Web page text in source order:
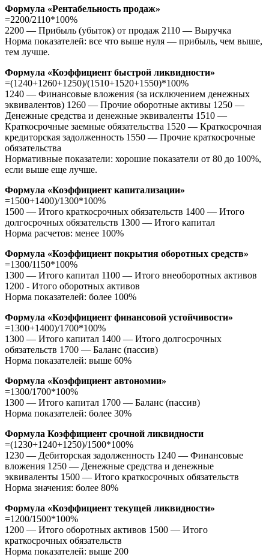
Формула «Рентабельность продаж»
=2200/2110*100%
2200 — Прибыль (убыток) от продаж 2110 — Выручка
Норма показателей: все что выше нуля — прибыль, чем выше,
тем лучше.
Формула «Коэффициент быстрой ликвидности»
=(1240+1260+1250)/(1510+1520+1550)*100%
1240 — Финансовые вложения (за исключением денежных
эквивалентов) 1260 — Прочие оборотные активы 1250 —
Денежные средства и денежные эквиваленты 1510 —
Краткосрочные заемные обязательства 1520 — Краткосрочная
кредиторская задолженность 1550 — Прочие краткосрочные
обязательства
Нормативные показатели: хорошие показатели от 80 до 100%,
если выше еще лучше.
Формула «Коэффициент капитализации»
=1500+1400)/1300*100%
1500 — Итого краткосрочных обязательств 1400 — Итого
долгосрочных обязательств 1300 — Итого капитал
Норма расчетов: менее 100%
Формула «Коэффициент покрытия оборотных средств»
=1300/1150*100%
1300 — Итого капитал 1100 — Итого внеоборотных активов
1200 - Итого оборотных активов
Норма показателей: более 100%
Формула «Коэффициент финансовой устойчивости»
=1300+1400)/1700*100%
1300 — Итого капитал 1400 — Итого долгосрочных
обязательств 1700 — Баланс (пассив)
Норма показателей: выше 60%
Формула «Коэффициент автономии»
=1300/1700*100%
1300 — Итого капитал 1700 — Баланс (пассив)
Норма показателей: более 30%
Формула Коэффициент срочной ликвидности
=(1230+1240+1250)/1500*100%
1230 — Дебиторская задолженность 1240 — Финансовые
вложения 1250 — Денежные средства и денежные
эквиваленты 1500 — Итого краткосрочных обязательств
Норма значения: более 80%
Формула «Коэффициент текущей ликвидности»
=1200/1500*100%
1200 — Итого оборотных активов 1500 — Итого
краткосрочных обязательств
Норма показателей: выше 200